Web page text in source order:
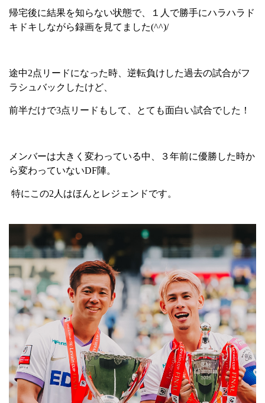
帰宅後に結果を知らない状態で、１人で勝手にハラハラド
キドキしながら録画を見てました(^^)/
途中2点リードになった時、逆転負けした過去の試合がフ
ラシュバックしたけど、
前半だけで3点リードもして、とても面白い試合でした！
メンバーは大きく変わっている中、３年前に優勝した時か
ら変わっていないDF陣。
特にこの2人はほんとレジェンドです。